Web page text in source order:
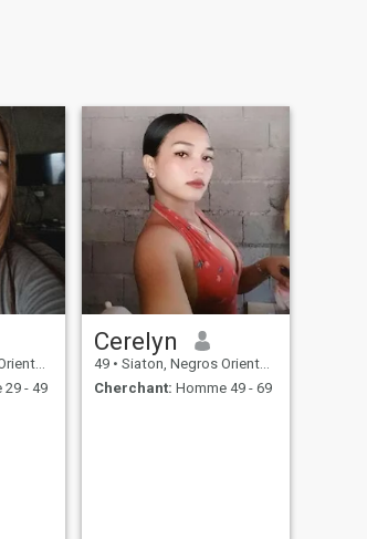
29 - 49
Cerelyn
49 • Siaton, Negros Oriental, Philippines
Cherchant: Homme 49 - 69